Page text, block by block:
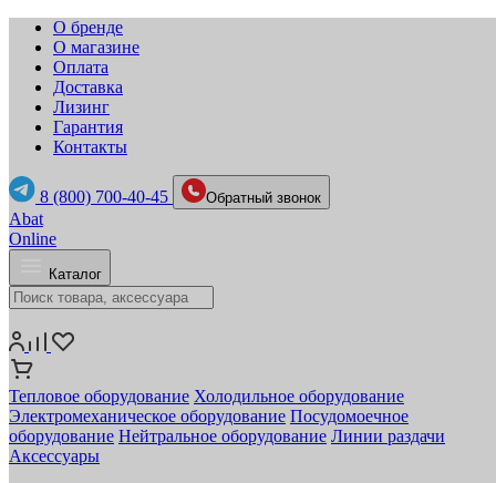
О бренде
О магазине
Оплата
Доставка
Лизинг
Гарантия
Контакты
8 (800) 700-40-45 Обратный звонок
Abat
Online
Каталог
Тепловое оборудование Холодильное оборудование
Электромеханическое оборудование Посудомоечное
оборудование Нейтральное оборудование Линии раздачи
Аксессуары